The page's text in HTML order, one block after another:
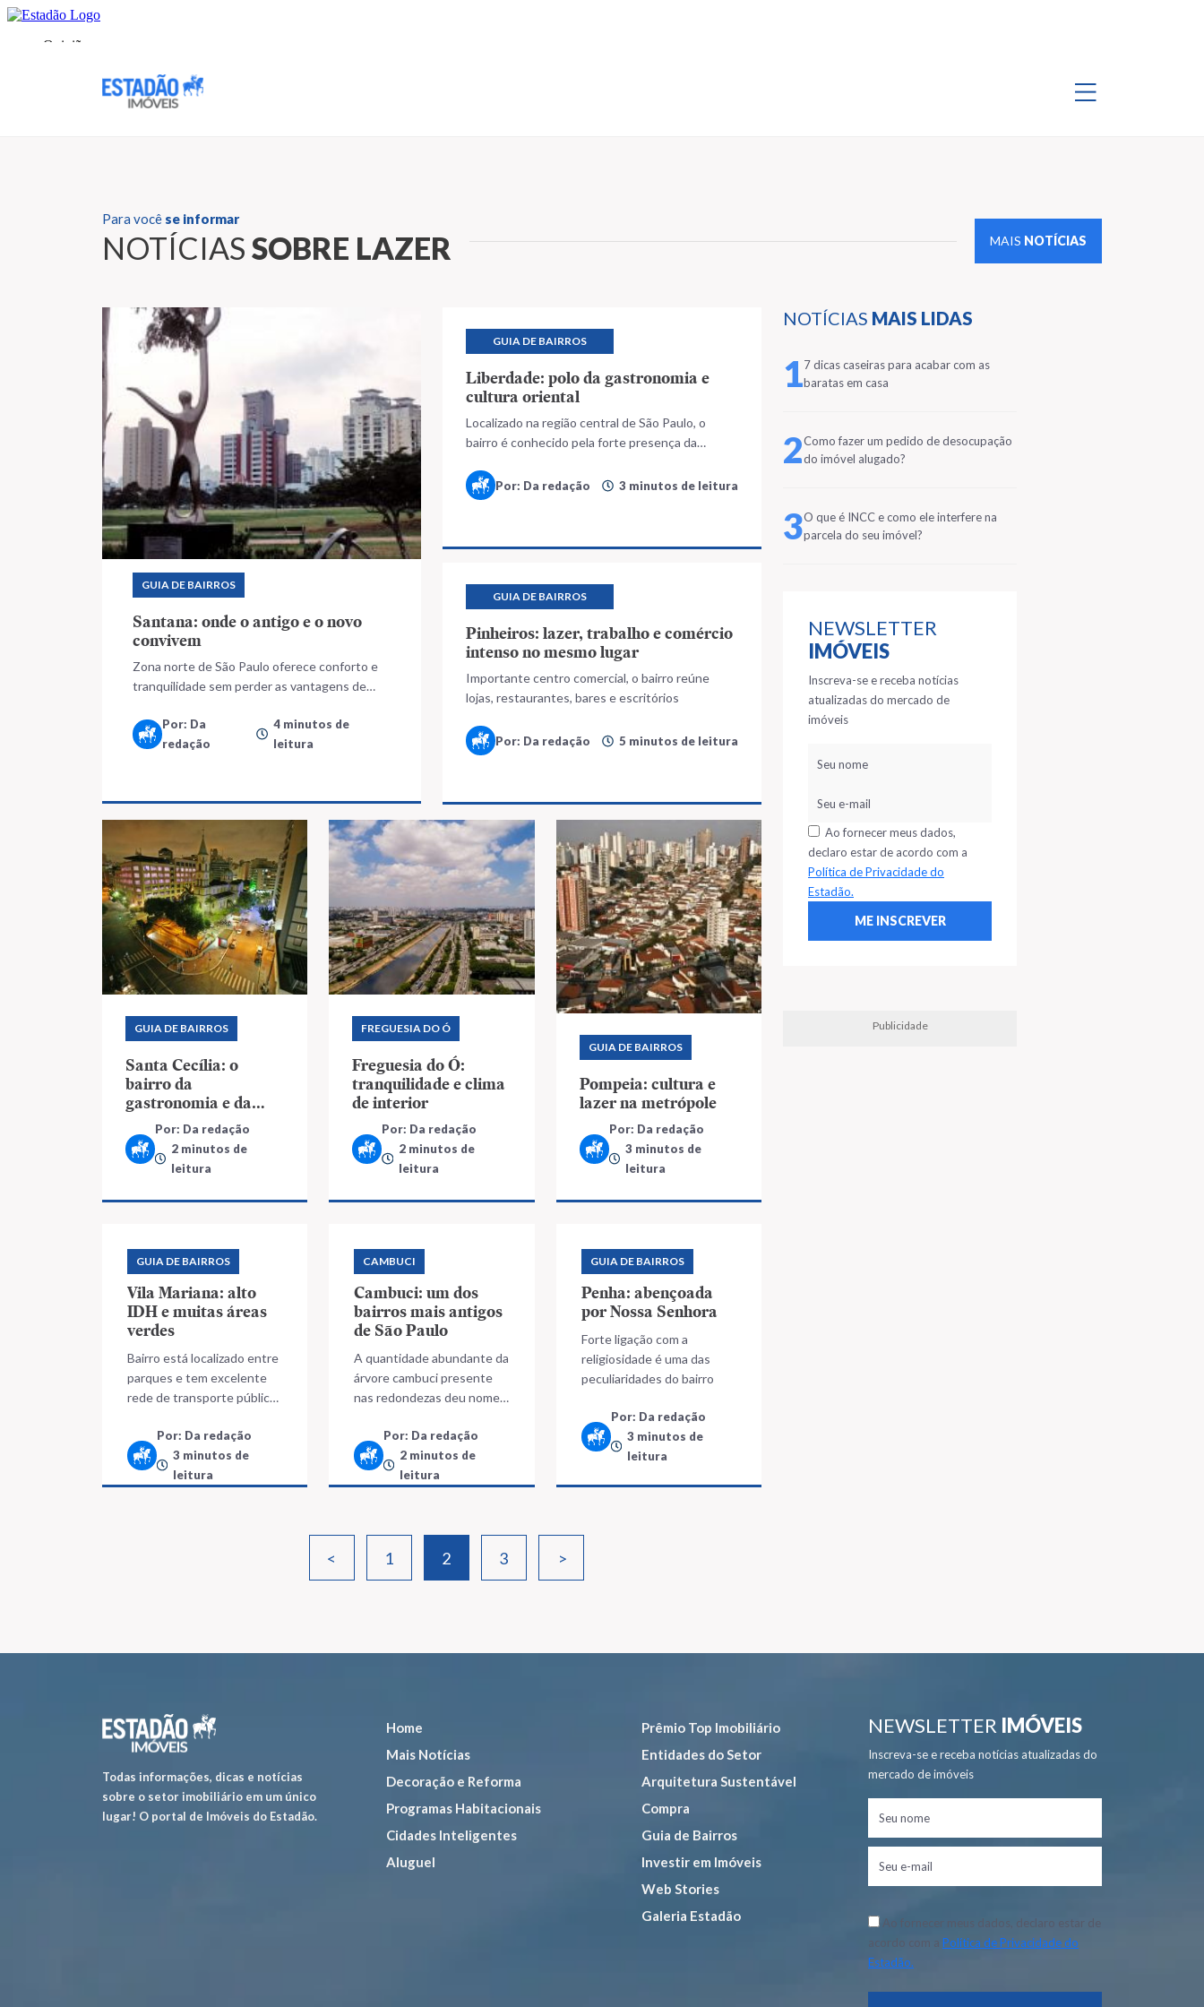
Para você se informar
NOTÍCIASSOBRE LAZER MAIS NOTÍCIAS
NOTÍCIAS MAIS LIDAS
17 dicas caseiras para acabar com as
baratas em casa
2Como fazer um pedido de desocupação
do imóvel alugado?
3O que é INCC e como ele interfere na
parcela do seu imóvel?
NEWSLETTER
IMÓVEIS
Inscreva-se e receba notícias
atualizadas do mercado de
imóveis
Ao fornecer meus dados,
declaro estar de acordo com a
Política de Privacidade do
Estadão.
Publicidade
GUIA DE BAIRROS
Santana: onde o antigo e o novo
convivem
Zona norte de São Paulo oferece conforto e
tranquilidade sem perder as vantagens de
Por: Da
redação
4 minutos de
leitura
GUIA DE BAIRROS
Liberdade: polo da gastronomia e
cultura oriental
Localizado na região central de São Paulo, o
bairro é conhecido pela forte presença da
Por: Da redação 3 minutos de leitura
GUIA DE BAIRROS
Pinheiros: lazer, trabalho e comércio
intenso no mesmo lugar
Importante centro comercial, o bairro reúne
lojas, restaurantes, bares e escritórios
Por: Da redação 5 minutos de leitura
GUIA DE BAIRROS
Santa Cecília: o
bairro da
gastronomia e da
músicaPor: Da redação
2 minutos de
leitura
FREGUESIA DO Ó
Freguesia do Ó:
tranquilidade e clima
de interior
Por: Da redação
2 minutos de
leitura
GUIA DE BAIRROS
Pompeia: cultura e
lazer na metrópole
Por: Da redação
3 minutos de
leitura
GUIA DE BAIRROS
Vila Mariana: alto
IDH e muitas áreas
verdes
Bairro está localizado entre
parques e tem excelente
rede de transporte público,
hospitais de referência
Por: Da redação
3 minutos de
leitura
CAMBUCI
Cambuci: um dos
bairros mais antigos
de São Paulo
A quantidade abundante da
árvore cambuci presente
nas redondezas deu nome à
Por: Da redação
2 minutos de
leitura
GUIA DE BAIRROS
Penha: abençoada
por Nossa Senhora
Forte ligação com a
religiosidade é uma das
peculiaridades do bairro
Por: Da redação
3 minutos de
leitura
< 1 2 3 >
Todas informações, dicas e notícias
sobre o setor imobiliário em um único
lugar! O portal de Imóveis do Estadão.
Home
Mais Notícias
Decoração e Reforma
Programas Habitacionais
Cidades Inteligentes
Aluguel
Prêmio Top Imobiliário
Entidades do Setor
Arquitetura Sustentável
Compra
Guia de Bairros
Investir em Imóveis
Web Stories
Galeria Estadão
NEWSLETTER IMÓVEIS
Inscreva-se e receba notícias atualizadas do
mercado de imóveis
Ao fornecer meus dados, declaro estar de
acordo com a Política de Privacidade do
Estadão.